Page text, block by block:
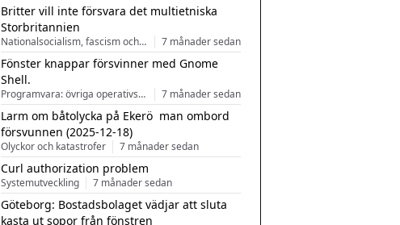
Britter vill inte försvara det multietniska
Storbritannien
Nationalsocialism, fascism och nationalism 7 månader sedan
Fönster knappar försvinner med Gnome
Shell.
Programvara: övriga operativsystem 7 månader sedan
Larm om båtolycka på Ekerö  man ombord
försvunnen (2025-12-18)
Olyckor och katastrofer 7 månader sedan
Curl authorization problem
Systemutveckling 7 månader sedan
Göteborg: Bostadsbolaget vädjar att sluta
kasta ut sopor från fönstren